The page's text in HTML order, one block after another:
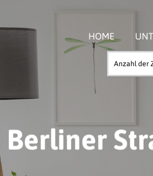
HOME
Anzahl der
Berliner